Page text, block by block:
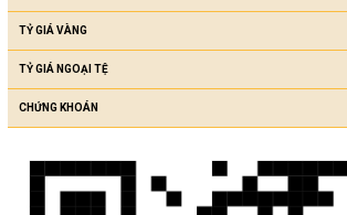
TỶ GIÁ VÀNG
TỶ GIÁ NGOẠI TỆ
CHỨNG KHOÁN